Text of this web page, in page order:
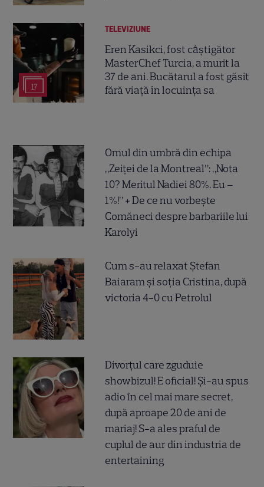
17
TELEVIZIUNE
Eren Kasikci, fost câștigător
MasterChef Turcia, a murit la
37 de ani. Bucătarul a fost găsit
fără viață în locuința sa
Omul din umbră din echipa
„Zeiței de la Montreal”: „Nota
10? Meritul Nadiei 80%. Eu –
1%!” + De ce nu vorbește
Comăneci despre barbariile lui
Karolyi
Cum s-au relaxat Ștefan
Baiaram și soția Cristina, după
victoria 4-0 cu Petrolul
Divorțul care zguduie
showbizul! E oficial! Și-au spus
adio în cel mai mare secret,
după aproape 20 de ani de
mariaj! S-a ales praful de
cuplul de aur din industria de
entertaining